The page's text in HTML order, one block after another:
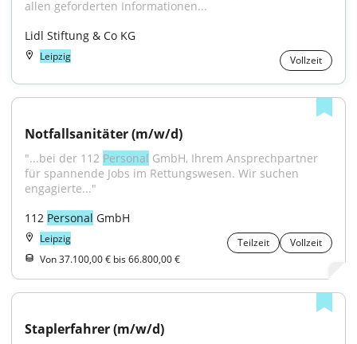
allen geforderten Informationen...
Lidl Stiftung & Co KG
Leipzig Vollzeit
Notfallsanitäter (m/w/d)
"...bei der 112 Personal GmbH, Ihrem Ansprechpartner
für spannende Jobs im Rettungswesen. Wir suchen
engagierte..."
112 Personal GmbH
Leipzig Teilzeit
Vollzeit
Von 37.100,00 € bis 66.800,00 €
Staplerfahrer (m/w/d)